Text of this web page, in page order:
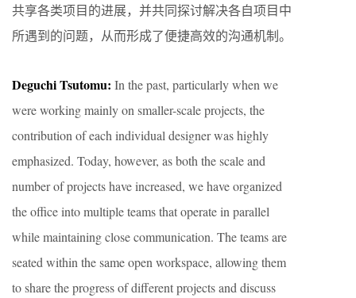
共享各类项目的进展，并共同探讨解决各自项目中
所遇到的问题，从而形成了便捷高效的沟通机制。
Deguchi Tsutomu: In the past, particularly when we
were working mainly on smaller-scale projects, the
contribution of each individual designer was highly
emphasized. Today, however, as both the scale and
number of projects have increased, we have organized
the office into multiple teams that operate in parallel
while maintaining close communication. The teams are
seated within the same open workspace, allowing them
to share the progress of different projects and discuss